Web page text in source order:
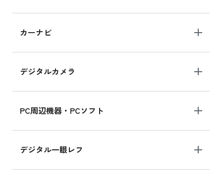
カーナビ
デジタルカメラ
PC周辺機器・PCソフト
デジタル一眼レフ
MK2K3J/Aの新品買取価格はこちら